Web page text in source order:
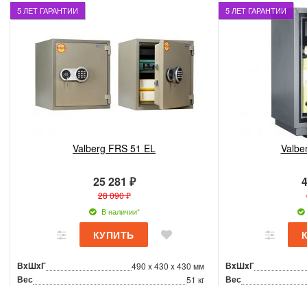
5 ЛЕТ ГАРАНТИИ
Valberg FRS 51 EL
25 281 ₽
28 090 ₽
В наличии*
ВxШxГ 490 x 430 x 430 мм
Вес 51 кг
5 ЛЕТ ГАРАНТИИ
ВxШxГ
Вес